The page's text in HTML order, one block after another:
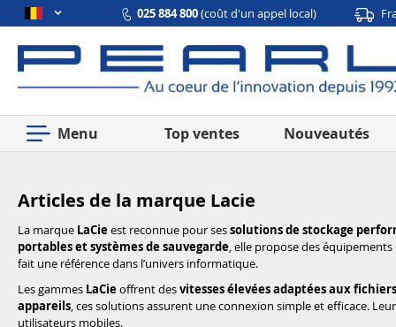
025 884 800(coût d'un appel local)
Menu Top ventes Nouveautés
Articles de la marque Lacie
La marque LaCie est reconnue pour sessolutions de stockage
portables et systèmes de sauvegarde, elle propose des
fait une référence dans l’univers informatique.
Les gammes LaCie offrent desvitesses élevées adaptées aux
appareils, ces solutions assurent une connexion simple et efficace.
utilisateurs mobiles.